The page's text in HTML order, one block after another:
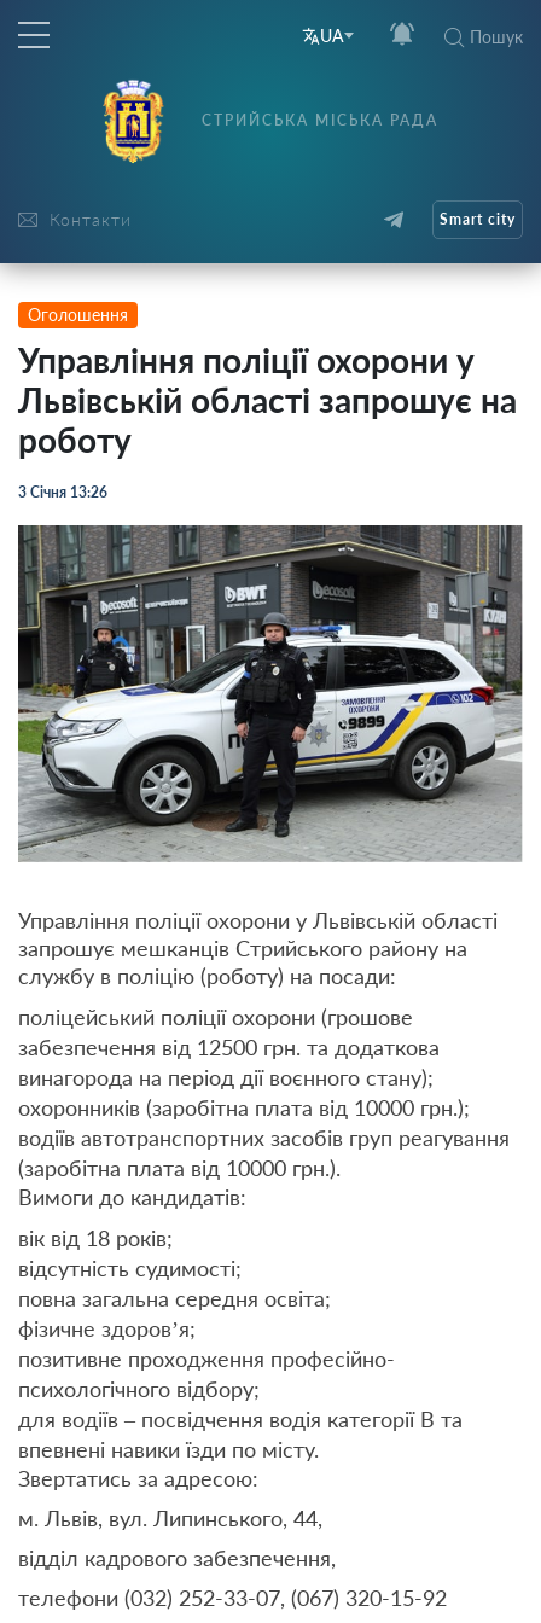
UA Пошук
Контакти
СТРИЙСЬКА МІСЬКА РАДА
Smart city
Оголошення
Управління поліції охорони у
Львівській області запрошує на
роботу
3 Січня 13:26
Управління поліції охорони у Львівській області
запрошує мешканців Стрийського району на
службу в поліцію (роботу) на посади:
поліцейський поліції охорони (грошове
забезпечення від 12500 грн. та додаткова
винагорода на період дії воєнного стану);
охоронників (заробітна плата від 10000 грн.);
водіїв автотранспортних засобів груп реагування
(заробітна плата від 10000 грн.).
Вимоги до кандидатів:
вік від 18 років;
відсутність судимості;
повна загальна середня освіта;
фізичне здоров’я;
позитивне проходження професійно-
психологічного відбору;
для водіїв – посвідчення водія категорії В та
впевнені навики їзди по місту.
Звертатись за адресою:
м. Львів, вул. Липинського, 44,
відділ кадрового забезпечення,
телефони (032) 252-33-07, (067) 320-15-92